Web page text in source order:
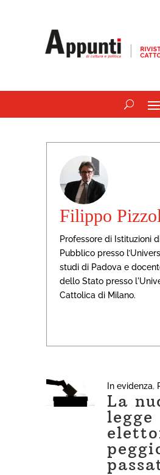
Filippo
Professore di Istituzioni
Pubblico presso
studi di Padova e
dello Stato presso
Cattolica di Milano.
In evidenza,
La
legge